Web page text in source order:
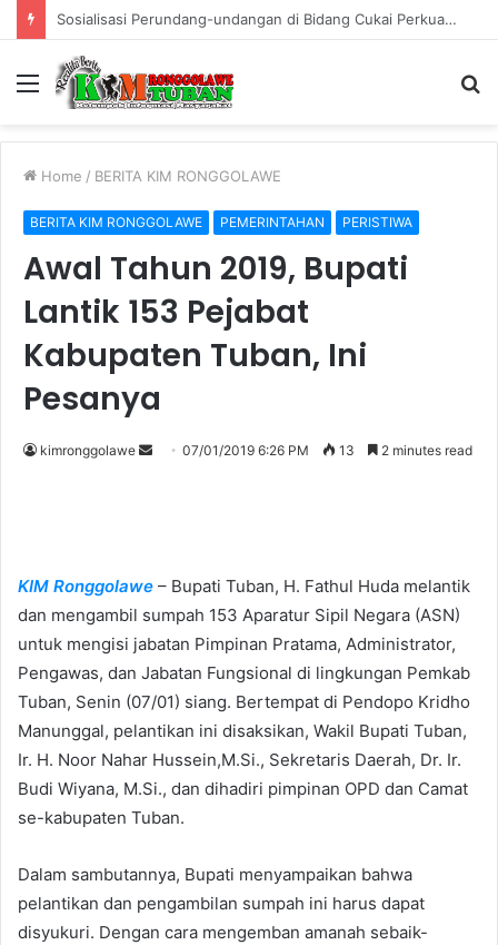
Warung Bambu di Jalan Raya Kerek Terbakar, Kerugian Ditaksir Rp30 Juta
Menu
Home / BERITA KIM RONGGOLAWE
BERITA KIM RONGGOLAWE PEMERINTAHAN PERISTIWA
Awal Tahun 2019, Bupati
Lantik 153 Pejabat
Kabupaten Tuban, Ini
Pesanya
kimronggolawe
n
e
m
07/01/2019 6:26 PM 13 2 minutes read
KIM Ronggolawe – Bupati Tuban, H. Fathul Huda melantik
dan mengambil sumpah 153 Aparatur Sipil Negara (ASN)
untuk mengisi jabatan Pimpinan Pratama, Administrator,
Pengawas, dan Jabatan Fungsional di lingkungan Pemkab
Tuban, Senin (07/01) siang. Bertempat di Pendopo Kridho
Manunggal, pelantikan ini disaksikan, Wakil Bupati Tuban,
Ir. H. Noor Nahar Hussein,M.Si., Sekretaris Daerah, Dr. Ir.
Budi Wiyana, M.Si., dan dihadiri pimpinan OPD dan Camat
se-kabupaten Tuban.
Dalam sambutannya, Bupati menyampaikan bahwa
pelantikan dan pengambilan sumpah ini harus dapat
disyukuri. Dengan cara mengemban amanah sebaik-